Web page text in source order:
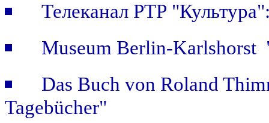
Телеканал РТР
Museum Berlin-Karlshorst
Das Buch von Roland
Tagebücher"